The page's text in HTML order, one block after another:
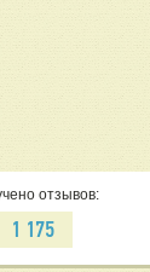
отзывов:
1 175